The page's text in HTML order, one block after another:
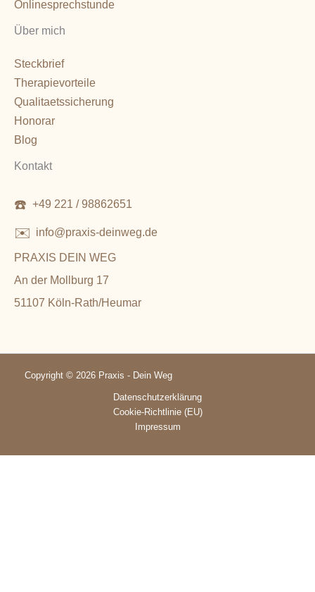
Onlinesprechstunde
Über mich
Steckbrief
Therapievorteile
Qualitaetssicherung
Honorar
Blog
Kontakt
☎️ +49 221 / 98862651
✉️ info@praxis-deinweg.de
PRAXIS DEIN WEG
An der Mollburg 17
51107 Köln-Rath/Heumar
Copyright © 2026 Praxis - Dein Weg
Datenschutzerklärung
Cookie-Richtlinie (EU)
Impressum